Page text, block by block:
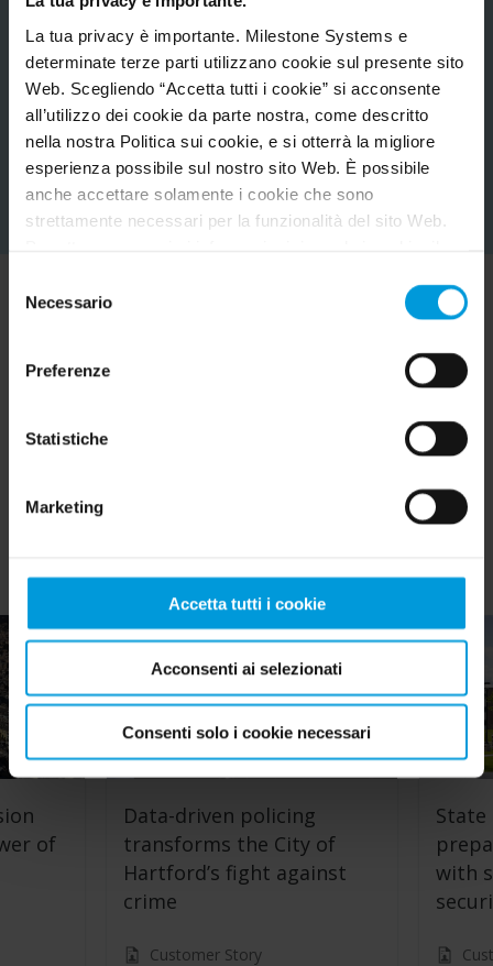
La tua privacy è importante. Milestone Systems e
determinate terze parti utilizzano cookie sul presente sito
Web. Scegliendo “Accetta tutti i cookie” si acconsente
all’utilizzo dei cookie da parte nostra, come descritto
nella nostra Politica sui cookie, e si otterrà la migliore
esperienza possibile sul nostro sito Web. È possibile
anche accettare solamente i cookie che sono
strettamente necessari per la funzionalità del sito Web.
dettagli”.
Per quanto riguarda i cookie, il consenso dell’utente si
sottodomini
. Per i cookie di Google, è inoltre possibile
Analytics visitando questo indirizzo:
https://tools.google.com/dlpage/gaoptout?hl=en-GB.
delNecessario
Preferenze
Statistiche
Marketing
Accetta tutti i cookie
Acconsenti ai selezionati
Consenti solo i cookie necessari
Prova le soluzioni di
Milestone in tempo reale
Scopri come questi clienti utilizzano Milestone per
centralizzare e semplificare le loro soluzioni di tecnologia
of
Data-driven policing
transforms the City of
Hartford’s fight against
crime
Customer Story
State
with